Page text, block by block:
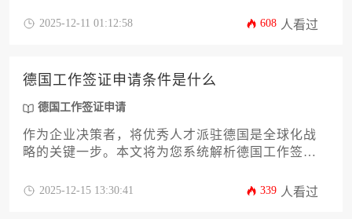
尽的费用明细表和实操建议，帮助企业精准规划外
2025-12-11 01:12:58 608 人看过
德国工作签证申请条件是什么
德国工作签证申请
作为企业决策者，将优秀人才派驻德国是全球化战
略的关键一步。本文将为您系统解析德国工作签证
槛，从学历认证到雇主责任，提供一份详尽的企业
2025-12-15 13:30:41 339 人看过